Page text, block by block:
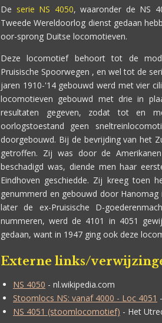
De serie NS 4050, waaronder de NS
Tweede Wereldoorlog dienst gedaan
oor-sprong Duitse locomotieven.
Deze locomotief behoort tot de
Pruisische Spoorwegen , en wel tot de
jaren 1910-'14 gebouwd werd met vier
locomotieven gebouwd met drie in
resultaten gegeven, zodat tot en
oorlogstoestand geen
doorgebouwd. Bij de bevrijding van het
getroffen. Zij was door de
beschadigd was, diende men haar
Eindhoven geschiedde. Zij kreeg toen
genummerd en gebouwd door
later de ex-Pruisische D-
nummeren, werd de 4101 in 4051
gedaan, want in 1947 ging ook deze
Externe links/
NS 4050 - nl.wikipedia.com
Stoomlocs NS: vanaf 4000 - Loc 4051
NS 4051 (stoomlocomotief) - Het